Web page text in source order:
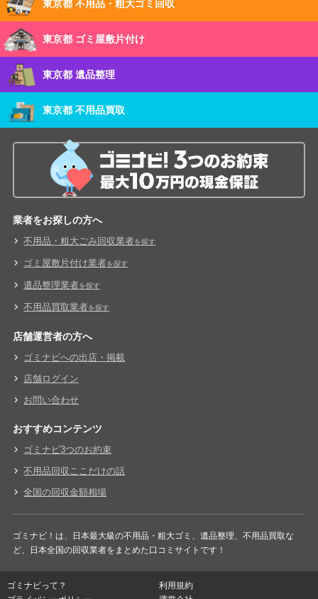
東京都 不用品・粗大ゴミ回収
東京都 ゴミ屋敷片付け
東京都 遺品整理
東京都 不用品買取
業者をお探しの方へ
不用品・粗大ごみ回収業者を探す
ゴミ屋敷片付け業者を探す
遺品整理業者を探す
不用品買取業者を探す
店舗運営者の方へ
ゴミナビへの出店・掲載
店舗ログイン
お問い合わせ
おすすめコンテンツ
ゴミナビ3つのお約束
不用品回収ここだけの話
全国の回収金額相場
ゴミナビ！は、日本最大級の不用品・粗大ゴミ、遺品整理、不用品買取な
ど、日本全国の回収業者をまとめた口コミサイトです！
ゴミナビって？
利用規約